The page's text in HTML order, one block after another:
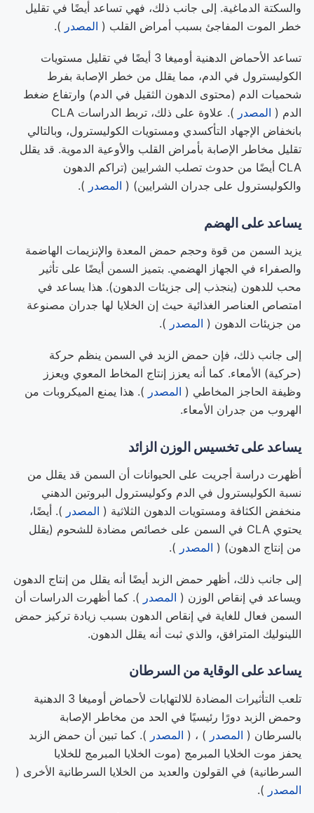
والسكتة الدماغية. إلى جانب ذلك، فهي تساعد أيضًا في تقليل
خطر الموت المفاجئ بسبب أمراض القلب ( المصدر ).
تساعد الأحماض الدهنية أوميغا 3 أيضًا في تقليل مستويات
الكوليسترول في الدم، مما يقلل من خطر الإصابة بفرط
شحميات الدم (محتوى الدهون الثقيل في الدم) وارتفاع ضغط
الدم ( المصدر
). علاوة على ذلك، تربط الدراسات CLA
بانخفاض الإجهاد التأكسدي ومستويات الكوليسترول، وبالتالي
تقليل مخاطر الإصابة بأمراض القلب والأوعية الدموية. قد يقلل
CLA أيضًا من حدوث تصلب الشرايين (تراكم الدهون
والكوليسترول على جدران الشرايين) ( المصدر ).
يساعد على الهضم
يزيد السمن من قوة وحجم حمض المعدة والإنزيمات الهاضمة
والصفراء في الجهاز الهضمي. بتميز السمن أيضًا على تأثير
محب للدهون (ينجذب إلى جزيئات الدهون). هذا يساعد في
امتصاص العناصر الغذائية حيث إن الخلايا لها جدران مصنوعة
من جزيئات الدهون ( المصدر ).
إلى جانب ذلك، فإن حمض الزبد في السمن ينظم حركة
(حركية) الأمعاء. كما أنه يعزز إنتاج المخاط المعوي ويعزز
وظيفة الحاجز المخاطي ( المصدر ). هذا يمنع الميكروبات من
الهروب من جدران الأمعاء.
يساعد على تخسيس الوزن الزائد
أظهرت دراسة أجريت على الحيوانات أن السمن قد يقلل من
نسبة الكوليسترول في الدم وكوليسترول البروتين الدهني
منخفض الكثافة ومستويات الدهون الثلاثية ( المصدر ). أيضًا،
يحتوي CLA في السمن على خصائص مضادة للشحوم (يقلل
من إنتاج الدهون) ( المصدر ).
إلى جانب ذلك، أظهر حمض الزبد أيضًا أنه يقلل من إنتاج الدهون
ويساعد في إنقاص الوزن ( المصدر ). كما أظهرت الدراسات أن
السمن فعال للغاية في إنقاص الدهون بسبب زيادة تركيز حمض
اللينوليك المترافق، والذي ثبت أنه يقلل الدهون.
يساعد على الوقاية من السرطان
تلعب التأثيرات المضادة للالتهابات لأحماض أوميغا 3 الدهنية
وحمض الزبد دورًا رئيسيًا في الحد من مخاطر الإصابة
بالسرطان ( المصدر ) ، ( المصدر ). كما تبين أن حمض الزبد
يحفز موت الخلايا المبرمج (موت الخلايا المبرمج للخلايا
السرطانية) في القولون والعديد من الخلايا السرطانية الأخرى (
المصدر ).